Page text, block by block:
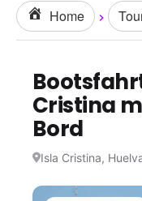
Home
Cristina
Bord
Isla Cristina,